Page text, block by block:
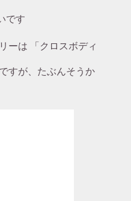
です
ーは 「クロスボディ
すが、たぶんそうか